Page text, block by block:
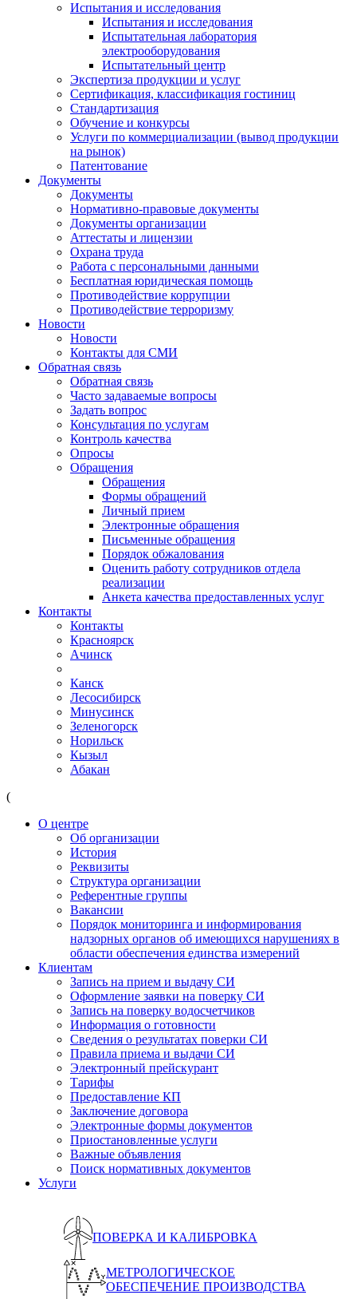
Испытания и исследования
Испытания и исследования
Испытательная лаборатория
электрооборудования
Испытательный центр
Экспертиза продукции и услуг
Сертификация, классификация гостиниц
Стандартизация
Обучение и конкурсы
Услуги по коммерциализации (вывод продукции
на рынок)
Патентование
Документы
Документы
Нормативно-правовые документы
Документы организации
Аттестаты и лицензии
Охрана труда
Работа с персональными данными
Бесплатная юридическая помощь
Противодействие коррупции
Противодействие терроризму
Новости
Новости
Контакты для СМИ
Обратная связь
Обратная связь
Часто задаваемые вопросы
Задать вопрос
Консультация по услугам
Контроль качества
Опросы
Обращения
Обращения
Формы обращений
Личный прием
Электронные обращения
Письменные обращения
Порядок обжалования
Оценить работу сотрудников отдела
реализации
Анкета качества предоставленных услуг
Контакты
Контакты
Красноярск
Ачинск
Канск
Лесосибирск
Минусинск
Зеленогорск
Норильск
Кызыл
Абакан
(
О центре
Об организации
История
Реквизиты
Структура организации
Референтные группы
Вакансии
Порядок мониторинга и информирования
надзорных органов об имеющихся нарушениях в
области обеспечения единства измерений
Клиентам
Запись на прием и выдачу СИ
Оформление заявки на поверку СИ
Запись на поверку водосчетчиков
Информация о готовности
Сведения о результатах поверки СИ
Правила приема и выдачи СИ
Электронный прейскурант
Тарифы
Предоставление КП
Заключение договора
Электронные формы документов
Приостановленные услуги
Важные объявления
Поиск нормативных документов
Услуги
ПОВЕРКА И КАЛИБРОВКА
МЕТРОЛОГИЧЕСКОЕ
ОБЕСПЕЧЕНИЕ ПРОИЗВОДСТВА